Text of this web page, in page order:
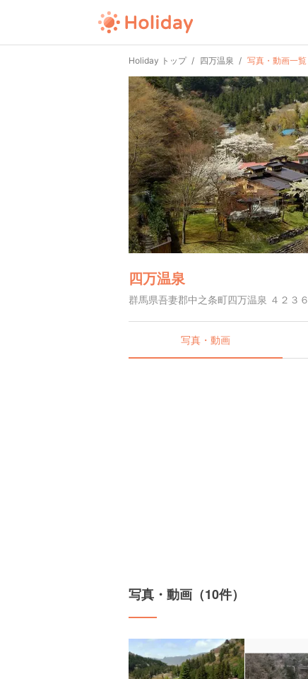
Holiday トップ 四万温泉 写真・動画一覧
四万温泉
群馬県吾妻郡中之条町四万温泉 ４２３６
写真・動画
写真・動画（10件）